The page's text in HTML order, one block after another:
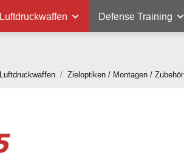
Luftdruckwaffen Defense Training
Luftdruckwaffen Zieloptiken / Montagen / Zubehör